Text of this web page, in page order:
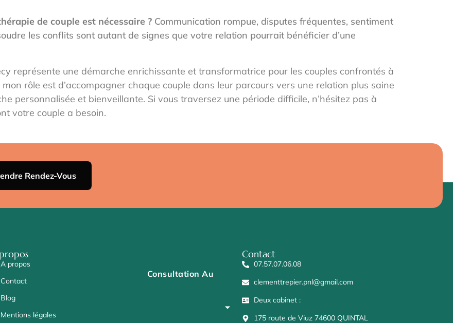
de couple est nécessaire ? Communication rompue, disputes fréquentes, sentiment
les conflits sont autant de signes que votre relation pourrait bénéficier d’une
représente une démarche enrichissante et transformatrice pour les couples confrontés à
rôle est d’accompagner chaque couple dans leur parcours vers une relation plus saine
personnalisée et bienveillante. Si vous traversez une période difficile, n’hésitez pas à
votre couple a besoin.
Rendez-Vous
A propos
Contact
Blog
Mentions légales
Consultation Au
Contact
07.57.07.06.08
clementtrepier.pnl@gmail.com
Deux cabinet :
175 route de Viuz 74600 QUINTAL